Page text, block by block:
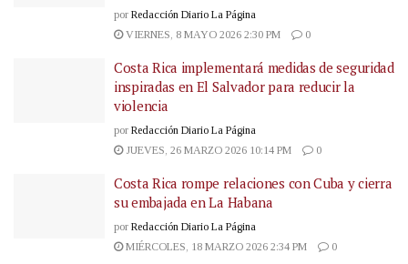
por Redacción Diario La Página
VIERNES, 8 MAYO 2026 2:30 PM
0
Costa Rica implementará medidas de seguridad
inspiradas en El Salvador para reducir la
violencia
por Redacción Diario La Página
JUEVES, 26 MARZO 2026 10:14 PM
0
Costa Rica rompe relaciones con Cuba y cierra
su embajada en La Habana
por Redacción Diario La Página
MIÉRCOLES, 18 MARZO 2026 2:34 PM
0